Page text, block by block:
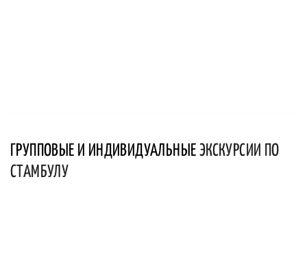
ГРУППОВЫЕ И ИНДИВИДУАЛЬНЫЕ ЭКСКУРСИИ ПО
СТАМБУЛУ